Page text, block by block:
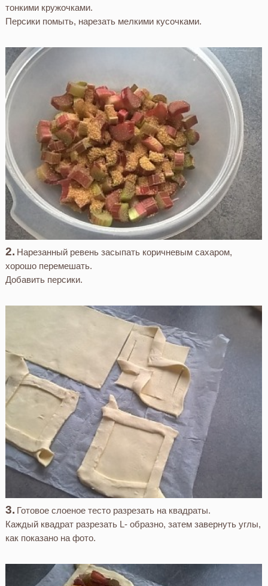
тонкими кружочками.
Персики помыть, нарезать мелкими кусочками.
Нарезанный ревень засыпать коричневым сахаром,
хорошо перемешать.
Добавить персики.
Готовое слоеное тесто разрезать на квадраты.
Каждый квадрат разрезать L- образно, затем завернуть углы,
как показано на фото.